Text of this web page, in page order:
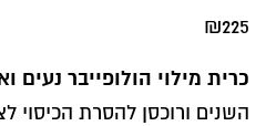
₪225
כרית מילוי הולופייבר נעים
השנים ורוכסן להסרת הכיסוי